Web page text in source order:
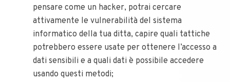
pensare come un hacker, potrai cercare
attivamente le vulnerabilità del sistema
informatico della tua ditta, capire quali tattiche
potrebbero essere usate per ottenere l’accesso a
dati sensibili e a quali dati è possibile accedere
usando questi metodi;